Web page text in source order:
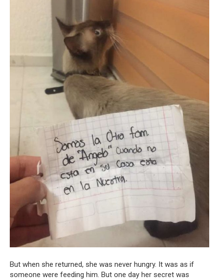
But when she returned, she was never hungry. It was as if
someone were feeding him. But one day her secret was